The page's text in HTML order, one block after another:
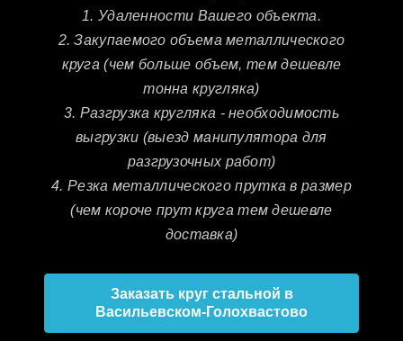
1. Удаленности Вашего объекта.
2. Закупаемого объема металлического
круга (чем больше объем, тем дешевле
тонна кругляка)
3. Разгрузка кругляка - необходимость
выгрузки (выезд манипулятора для
разгрузочных работ)
4. Резка металлического прутка в размер
(чем короче прут круга тем дешевле
доставка)
Заказать круг стальной в
Васильевском-Голохвастово